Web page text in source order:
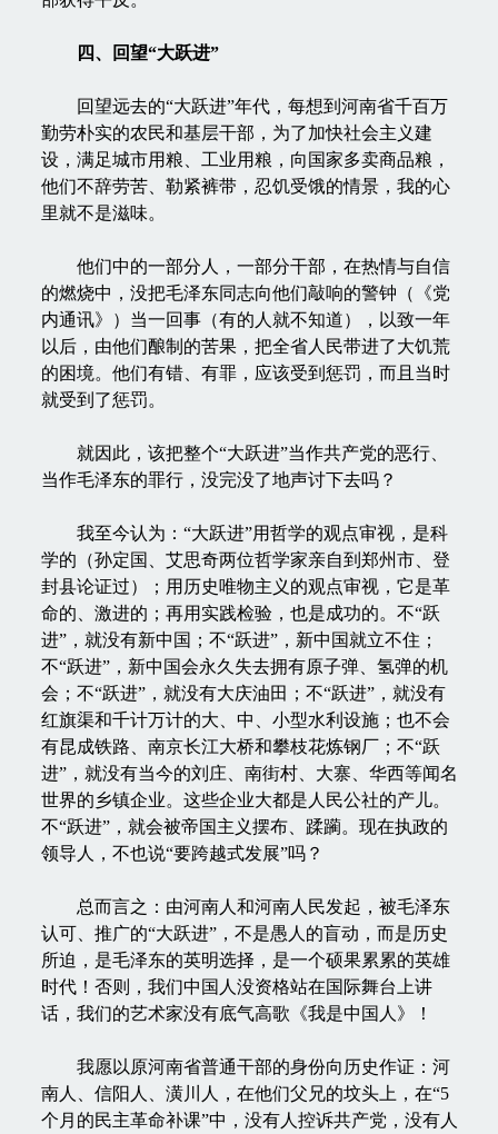
四、回望“大跃进”
回望远去的“大跃进”年代，每想到河南省千百万
勤劳朴实的农民和基层干部，为了加快社会主义建
设，满足城市用粮、工业用粮，向国家多卖商品粮，
他们不辞劳苦、勒紧裤带，忍饥受饿的情景，我的心
里就不是滋味。
他们中的一部分人，一部分干部，在热情与自信
的燃烧中，没把毛泽东同志向他们敲响的警钟（《党
内通讯》）当一回事（有的人就不知道），以致一年
以后，由他们酿制的苦果，把全省人民带进了大饥荒
的困境。他们有错、有罪，应该受到惩罚，而且当时
就受到了惩罚。
就因此，该把整个“大跃进”当作共产党的恶行、
当作毛泽东的罪行，没完没了地声讨下去吗？
我至今认为：“大跃进”用哲学的观点审视，是科
学的（孙定国、艾思奇两位哲学家亲自到郑州市、登
封县论证过）；用历史唯物主义的观点审视，它是革
命的、激进的；再用实践检验，也是成功的。不“跃
进”，就没有新中国；不“跃进”，新中国就立不住；
不“跃进”，新中国会永久失去拥有原子弹、氢弹的机
会；不“跃进”，就没有大庆油田；不“跃进”，就没有
红旗渠和千计万计的大、中、小型水利设施；也不会
有昆成铁路、南京长江大桥和攀枝花炼钢厂；不“跃
进”，就没有当今的刘庄、南街村、大寨、华西等闻名
世界的乡镇企业。这些企业大都是人民公社的产儿。
不“跃进”，就会被帝国主义摆布、蹂躏。现在执政的
领导人，不也说“要跨越式发展”吗？
总而言之：由河南人和河南人民发起，被毛泽东
认可、推广的“大跃进”，不是愚人的盲动，而是历史
所迫，是毛泽东的英明选择，是一个硕果累累的英雄
时代！否则，我们中国人没资格站在国际舞台上讲
话，我们的艺术家没有底气高歌《我是中国人》！
我愿以原河南省普通干部的身份向历史作证：河
南人、信阳人、潢川人，在他们父兄的坟头上，在“5
个月的民主革命补课”中，没有人控诉共产党，没有人